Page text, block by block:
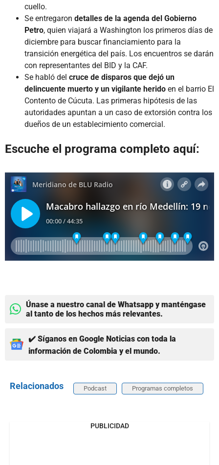
cuello.
Se entregaron detalles de la agenda del Gobierno
Petro, quien viajará a Washington los primeros días de
diciembre para buscar financiamiento para la
transición energética del país. Los encuentros se darán
con representantes del BID y la CAF.
Se habló del cruce de disparos que dejó un
delincuente muerto y un vigilante herido en el barrio El
Contento de Cúcuta. Las primeras hipótesis de las
autoridades apuntan a un caso de extorsión contra los
dueños de un establecimiento comercial.
Escuche el programa completo aquí:
Únase a nuestro canal de Whatsapp y manténgase
al tanto de los hechos más relevantes.
✔️ Síganos en Google Noticias con toda la
información de Colombia y el mundo.
Relacionados Podcast Programas completos
PUBLICIDAD